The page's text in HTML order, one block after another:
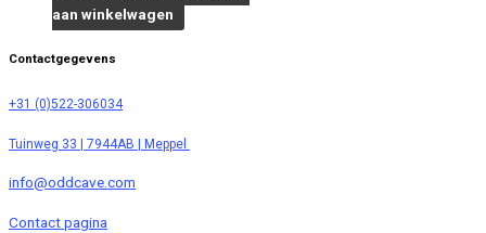
aan winkelwagen
Contactgegevens
+31 (0)522-306034
Tuinweg 33 | 7944AB | Meppel
info@oddcave.com
Contact pagina